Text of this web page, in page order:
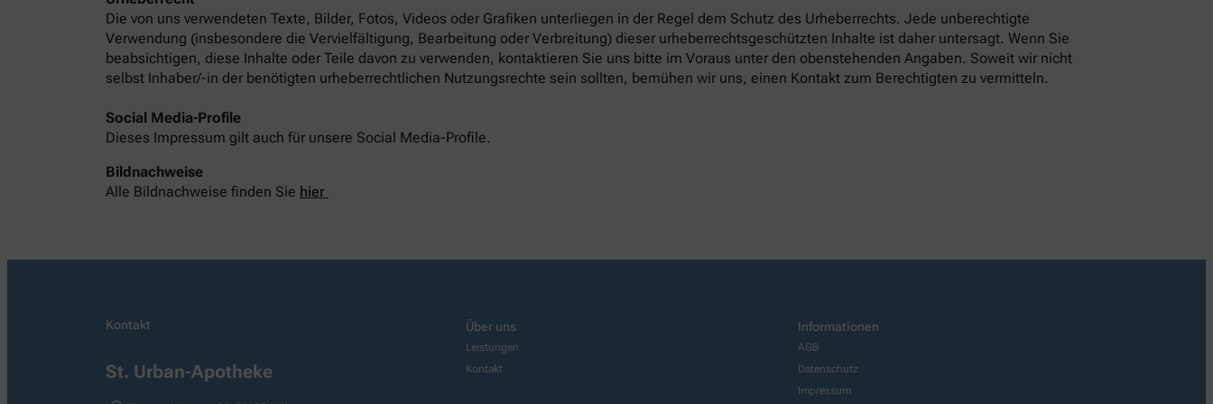
Die von uns verwendeten Texte, Bilder, Fotos, Videos oder Grafiken unterliegen in der Regel dem Schutz des Urheberrechts. Jede unberechtigte
Verwendung (insbesondere die Vervielfältigung, Bearbeitung oder Verbreitung) dieser urheberrechtsgeschützten Inhalte ist daher untersagt. Wenn Sie
beabsichtigen, diese Inhalte oder Teile davon zu verwenden, kontaktieren Sie uns bitte im Voraus unter den obenstehenden Angaben. Soweit wir nicht
selbst Inhaber/-in der benötigten urheberrechtlichen Nutzungsrechte sein sollten, bemühen wir uns, einen Kontakt zum Berechtigten zu vermitteln.
Social Media-Profile
Dieses Impressum gilt auch für unsere Social Media-Profile.
Bildnachweise
Alle Bildnachweise finden Sie hier
Kontakt
St. Urban-Apotheke
Über uns
Leistungen
Kontakt
Informationen
AGB
Datenschutz
Impressum